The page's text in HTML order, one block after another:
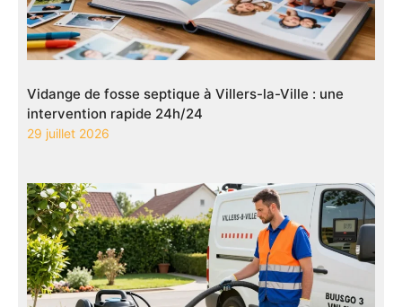
Vidange de fosse septique à Villers-la-Ville : une
intervention rapide 24h/24
29 juillet 2026